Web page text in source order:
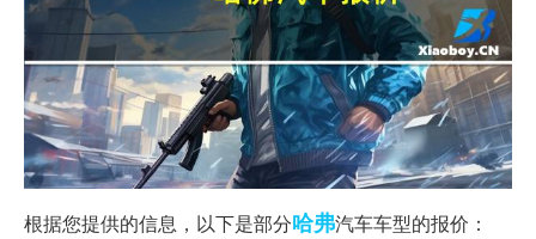
根据您提供的信息，以下是部分哈弗汽车车型的报价：